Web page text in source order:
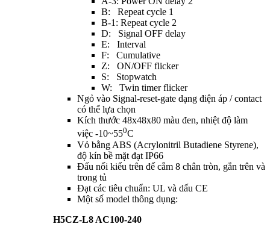
B: Repeat cycle 1
B-1: Repeat cycle 2
D: Signal OFF delay
E: Interval
F: Cumulative
Z: ON/OFF flicker
S: Stopwatch
W: Twin timer flicker
Ngỏ vào Signal-reset-gate dạng điện áp / contact
có thể lựa chọn
Kích thước 48x48x80 màu đen, nhiệt độ làm
việc -10~550C
Vỏ bằng ABS (Acrylonitril Butadiene Styrene),
độ kín bề mặt đạt IP66
Đấu nối kiểu trên đế cắm 8 chân tròn, gắn trên và
trong tủ
Đạt các tiêu chuẩn: UL và dấu CE
Một số model thông dụng:
H5CZ-L8 AC100-240